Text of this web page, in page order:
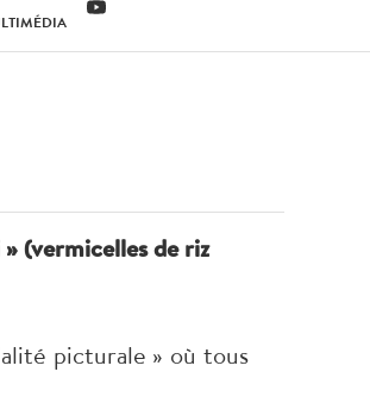
(vermicelles de riz
picturale » où tous